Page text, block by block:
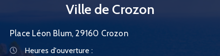
Ville de Crozon
Place Léon Blum, 29160 Crozon
Heures d'ouverture :